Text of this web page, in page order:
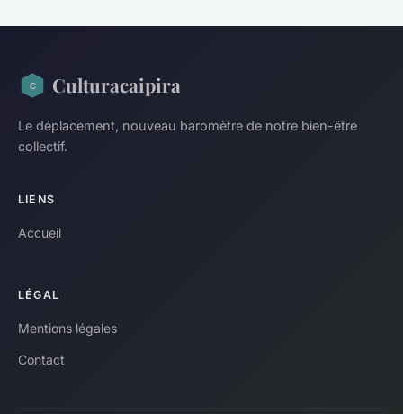
Culturacaipira
Le déplacement, nouveau baromètre de notre bien-être
collectif.
LIENS
Accueil
LÉGAL
Mentions légales
Contact